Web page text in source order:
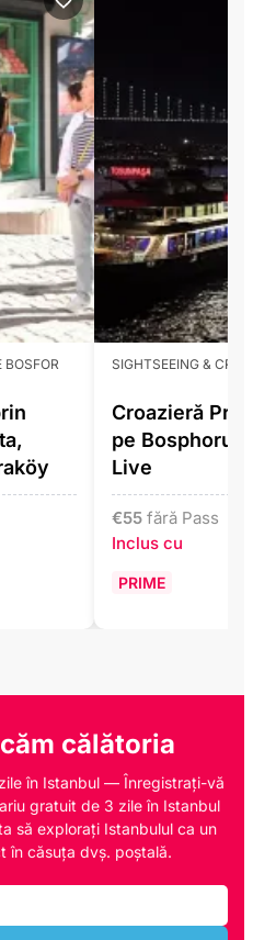
BOSFOR SIGHTSEEING &
Croazieră
pe Bosphorus
Live
€55 fără Pass
Inclus cu
PRIME
călătoria
în Istanbul — Înregistrați-vă
gratuit de 3 zile în Istanbul
să explorați Istanbulul ca un
în căsuța dvș. poștală.